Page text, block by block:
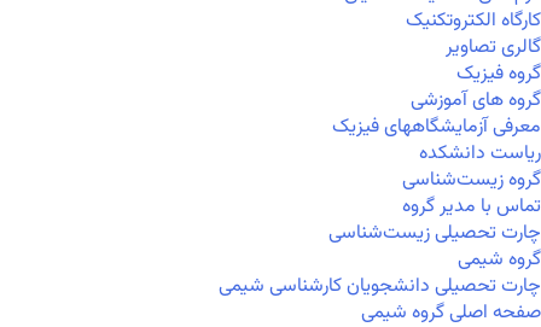
کارگاه الکتروتکنیک
گالری تصاویر
گروه فیزیک
گروه های آموزشی
معرفی آزمایشگاههای فیزیک
ریاست دانشکده
گروه زیست‌شناسی
تماس با مدیر گروه
چارت تحصیلی زیست‌شناسی
گروه شیمی
چارت تحصیلی دانشجویان کارشناسی شیمی
صفحه اصلی گروه شیمی